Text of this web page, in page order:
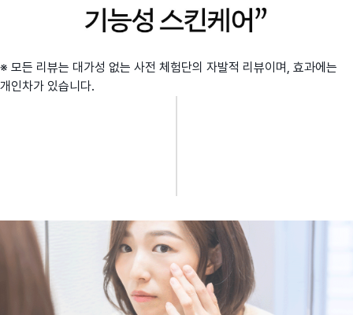
※ 모든 리뷰는 대가성 없는 사전 체험단의 자발적 리뷰이며, 효과에는
개인차가 있습니다.